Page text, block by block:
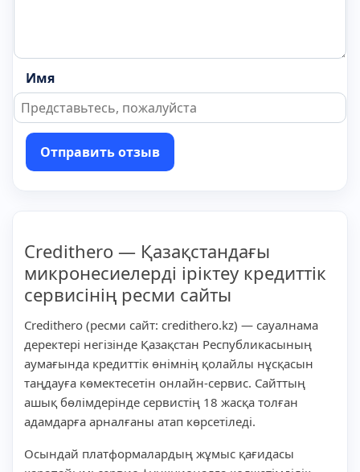
Имя
Отправить отзыв
Credithero — Қазақстандағы
микронесиелерді іріктеу кредиттік
сервисінің ресми сайты
Credithero (ресми сайт: credithero.kz) — сауалнама
деректері негізінде Қазақстан Республикасының
аумағында кредиттік өнімнің қолайлы нұсқасын
таңдауға көмектесетін онлайн-сервис. Сайттың
ашық бөлімдерінде сервистің 18 жасқа толған
адамдарға арналғаны атап көрсетіледі.
Осындай платформалардың жұмыс қағидасы